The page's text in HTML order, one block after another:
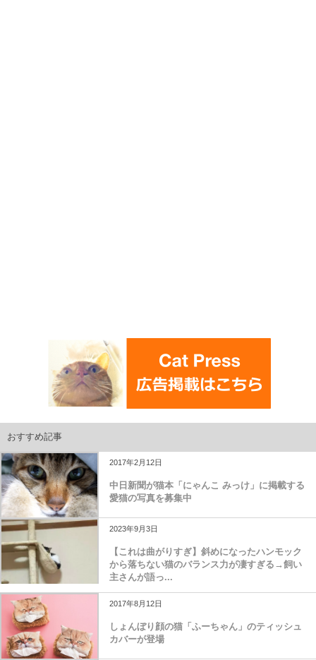
おすすめ記事
2017年2月12日
中日新聞が猫本「にゃんこ みっけ」に掲載する
愛猫の写真を募集中
2023年9月3日
【これは曲がりすぎ】斜めになったハンモック
から落ちない猫のバランス力が凄すぎる→飼い
主さんが語っ...
2017年8月12日
しょんぼり顔の猫「ふーちゃん」のティッシュ
カバーが登場